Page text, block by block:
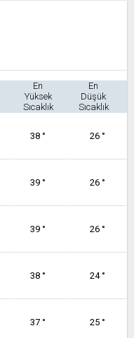
En
Yüksek
Sıcaklık
En
Düşük
Sıcaklık
38 ° 26 °
39 ° 26 °
39 ° 26 °
38 ° 24 °
37 ° 25 °